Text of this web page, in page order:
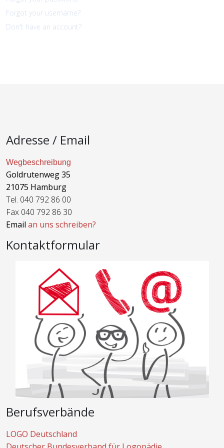
Forgot your username?
Don't have an account?
Adresse / Email
Wegbeschreibung
Goldrutenweg 35
21075 Hamburg
Tel. 040 792 86 00
Fax 040 792 86 30
Email an uns schreiben?
Kontaktformular
Berufsverbände
LOGO Deutschland